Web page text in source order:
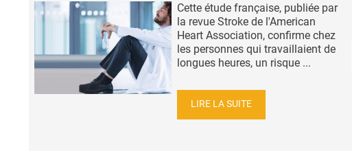
Cette étude française, publiée par
la revue Stroke de l'American
Heart Association, confirme chez
les personnes qui travaillaient de
longues heures, un risque ...
LIRE LA SUITE